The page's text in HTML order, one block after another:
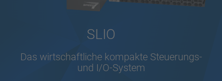
SLIO
Das wirtschaftliche kompakte Steuerungs-
und I/O-System